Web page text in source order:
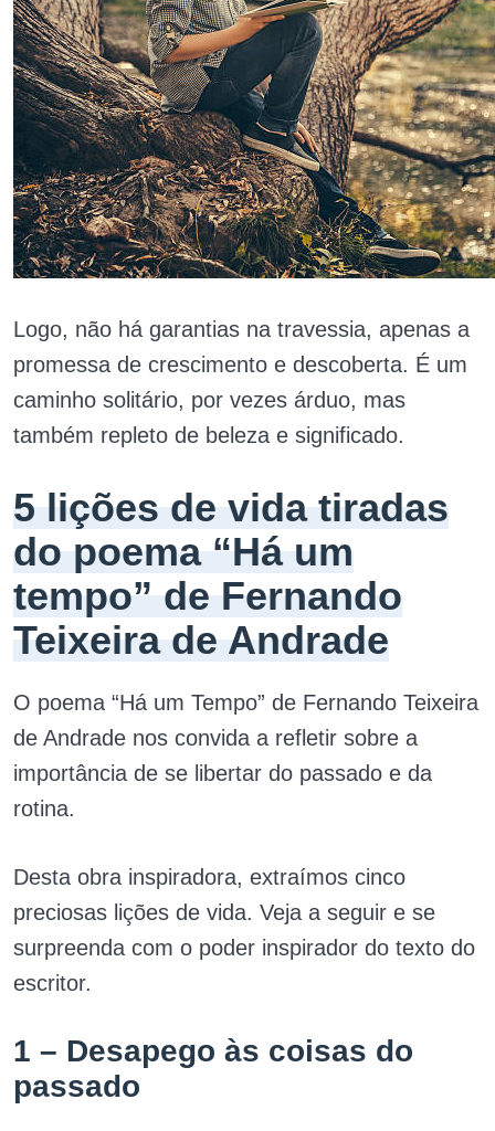
Logo, não há garantias na travessia, apenas a
promessa de crescimento e descoberta. É um
caminho solitário, por vezes árduo, mas
também repleto de beleza e significado.
5 lições de vida tiradas
do poema “Há um
tempo” de Fernando
Teixeira de Andrade
O poema “Há um Tempo” de Fernando Teixeira
de Andrade nos convida a refletir sobre a
importância de se libertar do passado e da
rotina.
Desta obra inspiradora, extraímos cinco
preciosas lições de vida. Veja a seguir e se
surpreenda com o poder inspirador do texto do
escritor.
1 – Desapego às coisas do
passado